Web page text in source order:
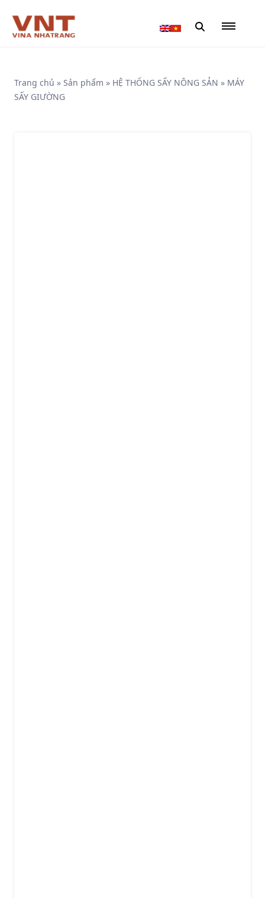
Trang chủ » Sản phẩm » HỆ THỐNG SẤY NÔNG SẢN » MÁY
SẤY GIƯỜNG